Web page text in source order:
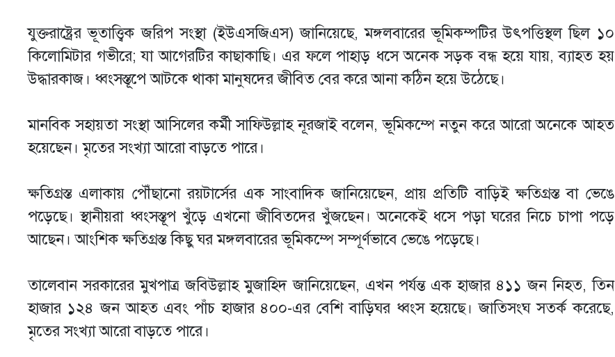
যুক্তরাষ্ট্রের ভূতাত্ত্বিক জরিপ সংস্থা (ইউএসজিএস) জানিয়েছে, মঙ্গলবারের ভূমিকম্পটির উৎপত্তিস্থল ছিল ১০
কিলোমিটার গভীরে; যা আগেরটির কাছাকাছি। এর ফলে পাহাড় ধসে অনেক সড়ক বন্ধ হয়ে যায়, ব্যাহত হয়
উদ্ধারকাজ। ধ্বংসস্তূপে আটকে থাকা মানুষদের জীবিত বের করে আনা কঠিন হয়ে উঠেছে।
মানবিক সহায়তা সংস্থা আসিলের কর্মী সাফিউল্লাহ নূরজাই বলেন, ভূমিকম্পে নতুন করে আরো অনেকে আহত
হয়েছেন। মৃতের সংখ্যা আরো বাড়তে পারে।
ক্ষতিগ্রস্ত এলাকায় পৌঁছানো রয়টার্সের এক সাংবাদিক জানিয়েছেন, প্রায় প্রতিটি বাড়িই ক্ষতিগ্রস্ত বা ভেঙে
পড়েছে। স্থানীয়রা ধ্বংসস্তূপ খুঁড়ে এখনো জীবিতদের খুঁজছেন। অনেকেই ধসে পড়া ঘরের নিচে চাপা পড়ে
আছেন। আংশিক ক্ষতিগ্রস্ত কিছু ঘর মঙ্গলবারের ভূমিকম্পে সম্পূর্ণভাবে ভেঙে পড়েছে।
তালেবান সরকারের মুখপাত্র জবিউল্লাহ মুজাহিদ জানিয়েছেন, এখন পর্যন্ত এক হাজার ৪১১ জন নিহত, তিন
হাজার ১২৪ জন আহত এবং পাঁচ হাজার ৪০০-এর বেশি বাড়িঘর ধ্বংস হয়েছে। জাতিসংঘ সতর্ক করেছে,
মৃতের সংখ্যা আরো বাড়তে পারে।